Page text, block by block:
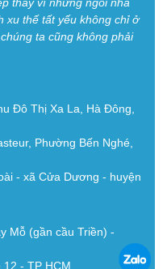
xu thế tất yếu không chỉ ở
ta cũng không phải
Đô Thị Xa La, Hà Đông,
Phường Bến Nghé,
- xã Cửa Dương - huyện
Mỗ (gần cầu Triền) -
- TP HCM